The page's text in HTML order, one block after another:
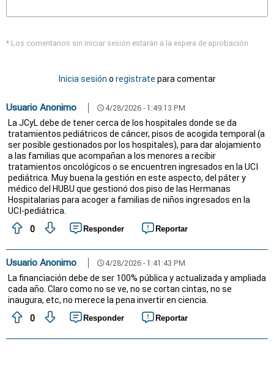
* Los comentarios sin iniciar sesión estarán a la espera de aprobación
Inicia sesión o registrate para comentar
Usuario Anonimo schedule 4/28/2026 - 1:49:13 PM
La JCyL debe de tener cerca de los hospitales donde se da
tratamientos pediátricos de cáncer, pisos de acogida temporal (a
ser posible gestionados por los hospitales), para dar alojamiento
a las familias que acompañan a los menores a recibir
tratamientos oncológicos o se encuentren ingresados en la UCI
pediátrica. Muy buena la gestión en este aspecto, del páter y
médico del HUBU que gestionó dos piso de las Hermanas
Hospitalarias para acoger a familias de niños ingresados en la
UCI-pediátrica.
0
Responder Reportar
Usuario Anonimo schedule 4/28/2026 - 1:41:43 PM
La financiación debe de ser 100% pública y actualizada y ampliada
cada año. Claro como no se ve, no se cortan cintas, no se
inaugura, etc, no merece la pena invertir en ciencia.
0
Responder Reportar